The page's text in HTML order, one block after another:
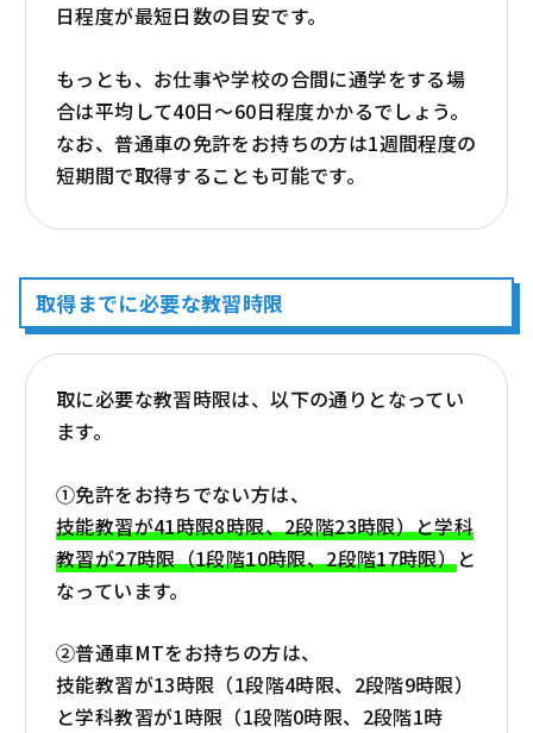
日程度が最短日数の目安です。
もっとも、お仕事や学校の合間に通学をする場
合は平均して40日～60日程度かかるでしょう。
なお、普通車の免許をお持ちの方は1週間程度の
短期間で取得することも可能です。
取得までに必要な教習時限
取に必要な教習時限は、以下の通りとなってい
ます。
①免許をお持ちでない方は、
技能教習が41時限8時限、2段階23時限）と学科
教習が27時限（1段階10時限、2段階17時限）と
なっています。
②普通車MTをお持ちの方は、
技能教習が13時限（1段階4時限、2段階9時限）
と学科教習が1時限（1段階0時限、2段階1時